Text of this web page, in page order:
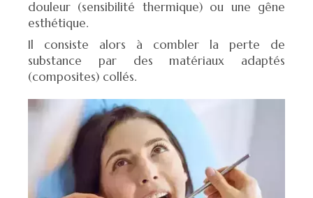
douleur (sensibilité thermique) ou une gêne
esthétique.
Il consiste alors à combler la perte de
substance par des matériaux adaptés
(composites) collés.